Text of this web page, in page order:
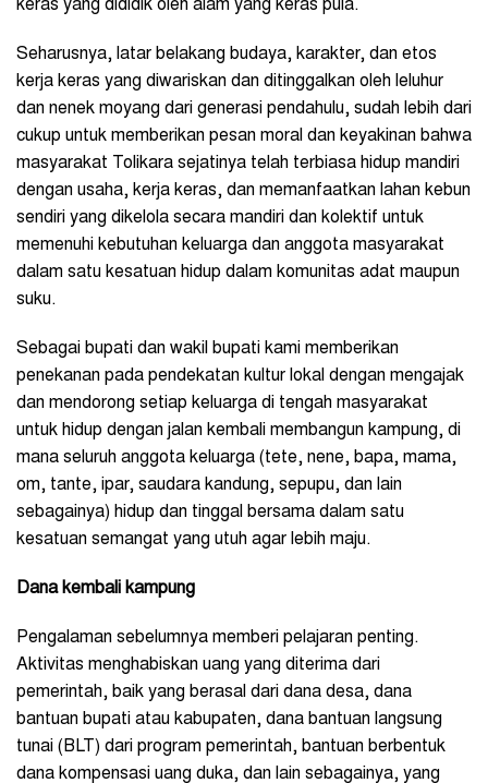
keras yang dididik oleh alam yang keras pula.
Seharusnya, latar belakang budaya, karakter, dan etos
kerja keras yang diwariskan dan ditinggalkan oleh leluhur
dan nenek moyang dari generasi pendahulu, sudah lebih dari
cukup untuk memberikan pesan moral dan keyakinan bahwa
masyarakat Tolikara sejatinya telah terbiasa hidup mandiri
dengan usaha, kerja keras, dan memanfaatkan lahan kebun
sendiri yang dikelola secara mandiri dan kolektif untuk
memenuhi kebutuhan keluarga dan anggota masyarakat
dalam satu kesatuan hidup dalam komunitas adat maupun
suku.
Sebagai bupati dan wakil bupati kami memberikan
penekanan pada pendekatan kultur lokal dengan mengajak
dan mendorong setiap keluarga di tengah masyarakat
untuk hidup dengan jalan kembali membangun kampung, di
mana seluruh anggota keluarga (tete, nene, bapa, mama,
om, tante, ipar, saudara kandung, sepupu, dan lain
sebagainya) hidup dan tinggal bersama dalam satu
kesatuan semangat yang utuh agar lebih maju.
Dana kembali kampung
Pengalaman sebelumnya memberi pelajaran penting.
Aktivitas menghabiskan uang yang diterima dari
pemerintah, baik yang berasal dari dana desa, dana
bantuan bupati atau kabupaten, dana bantuan langsung
tunai (BLT) dari program pemerintah, bantuan berbentuk
dana kompensasi uang duka, dan lain sebagainya, yang